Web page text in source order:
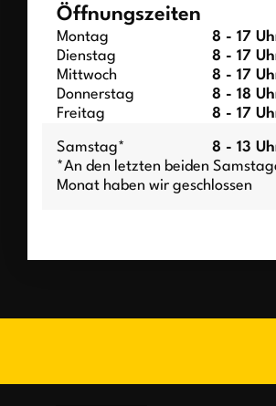
Öffnungszeiten
Montag
8 - 17
Dienstag
8 - 17
Mittwoch
8 - 17
Donnerstag
8 - 18
Freitag
8 - 17
Samstag*
8 - 13
*An den letzten beiden
Monat haben wir geschlossen